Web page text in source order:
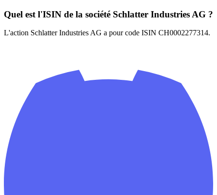
Quel est l'ISIN de la société Schlatter Industries AG ?
L'action Schlatter Industries AG a pour code ISIN CH0002277314.